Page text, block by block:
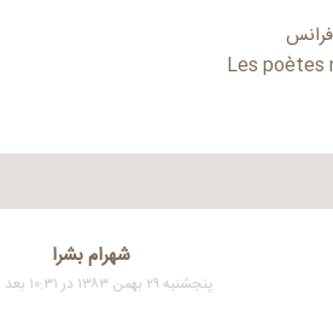
Les poètes
شهرام بشرا
پنجشنبه ۲۹ بهمن ۱۳۸۳ در ۱۰:۳۱ بعد از ظهر